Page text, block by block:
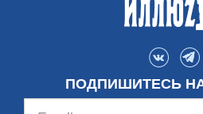
ПОДПИШИТЕСЬ